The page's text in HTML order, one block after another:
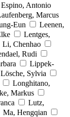
Antonio
Marcus
Eun
Leenen,
Lentges,
Li, Chenhao
Rudi
Lippek-
Lösche, Sylvia
Longhitano,
Markus
Lutz,
Ma, Hengqian